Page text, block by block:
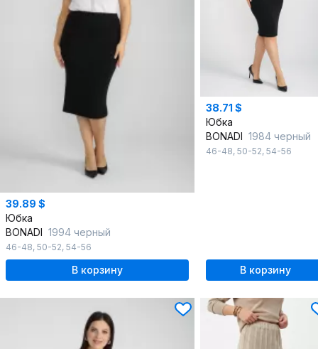
39.89 $
Юбка
BONADI 1994 черный
46-48, 50-52, 54-56
В корзину
38.71 $
Юбка
BONADI 1984 черный
46-48, 50-52, 54-56
В корзину